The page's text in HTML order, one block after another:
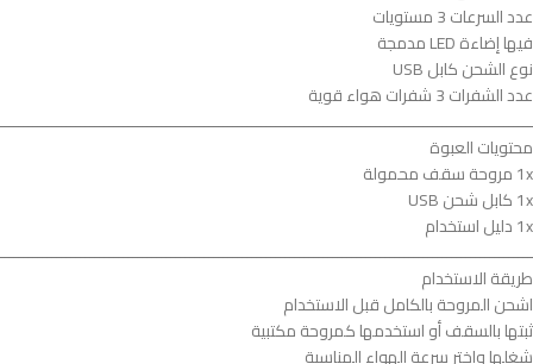
عدد السرعات 3 مستويات
فيها إضاءة LED مدمجة
نوع الشحن كابل USB
عدد الشفرات 3 شفرات هواء قوية
محتويات العبوة
1x مروحة سقف محمولة
1x كابل شحن USB
1x دليل استخدام
طريقة الاستخدام
اشحن المروحة بالكامل قبل الاستخدام
ثبتها بالسقف أو استخدمها كمروحة مكتبية
شغلها واختر سرعة الهواء المناسبة